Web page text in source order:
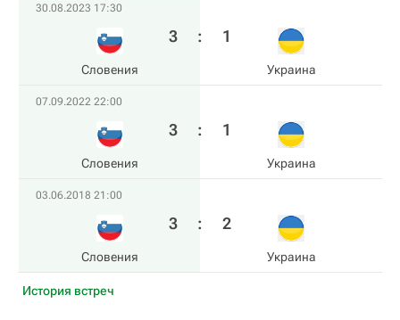
30.08.2023 17:30
Словения
3 : 1
Украина
07.09.2022 22:00
Словения
3 : 1
Украина
03.06.2018 21:00
Словения
3 : 2
Украина
История встреч